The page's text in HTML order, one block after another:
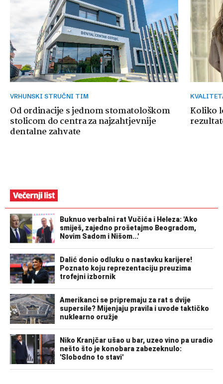
VRHUNSKI STRUČNI TIM
Od ordinacije s jednom stomatološkom
stolicom do centra za najzahtjevnije
dentalne zahvate
Koliko